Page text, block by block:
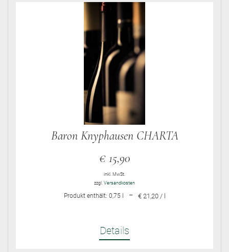
Baron Knyphausen CHARTA
€15,90
inkl. MwSt.
zzgl. Versandkosten
Produkt enthält: 0,75 l – € 21,20 / l
Details